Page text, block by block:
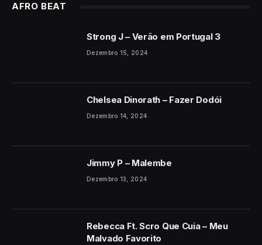
AFRO BEAT
Strong J – Verão em Portugal 3
Dezembro 15, 2024
Chelsea Dinorath – Fazer Dodói
Dezembro 14, 2024
Jimmy P – Malembe
Dezembro 13, 2024
Rebecca Ft. Scro Que Cuia – Meu
Malvado Favorito